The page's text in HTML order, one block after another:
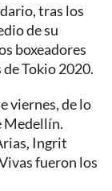
tras los
de su
boxeadores
Tokio 2020.
viernes, de lo
Medellín.
Ingrit
fueron los